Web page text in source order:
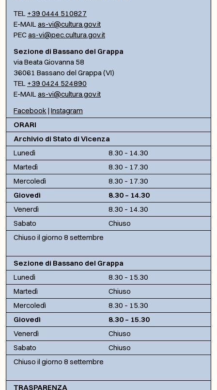
TEL +39 0444 510827
E-MAILas-vi@cultura.gov.it
PECas-vi@pec.cultura.gov.it
Sezione di Bassano del Grappa
via Beata Giovanna 58
36061 Bassano del Grappa (VI)
TEL +39 0424 524890
E-MAILas-vi@cultura.gov.it
Facebook | Instagram
ORARI
Archivio di Stato di Vicenza
Lunedì
8.30 – 14.30
Martedì
8.30 – 17.30
Mercoledì
8.30 – 17.30
Giovedì
8.30 – 14.30
Venerdì
8.30 – 14.30
Sabato
Chiuso
Chiuso il giorno 8 settembre
Sezione di Bassano del Grappa
Lunedì
8.30 – 15.30
Martedì
Chiuso
Mercoledì
8.30 – 15.30
Giovedì
8.30 – 15.30
Venerdì
Chiuso
Sabato
Chiuso
Chiuso il giorno 8 settembre
TRASPARENZA